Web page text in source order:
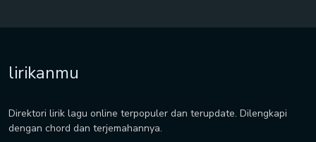
lirikanmu
Direktori lirik lagu online terpopuler dan terupdate. Dilengkapi
dengan chord dan terjemahannya.